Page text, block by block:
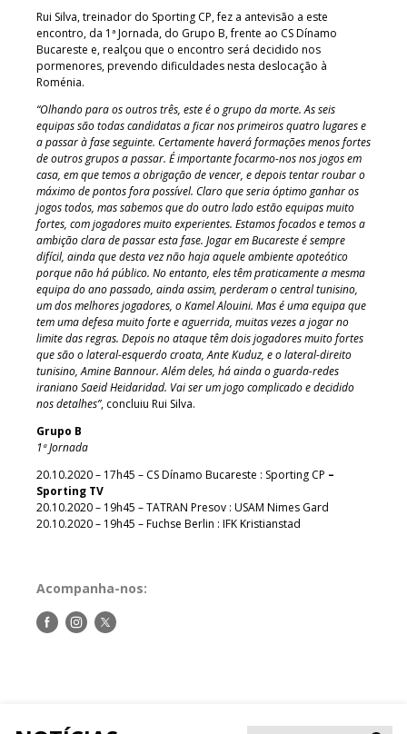
Rui Silva, treinador do Sporting CP, fez a antevisão a este
encontro, da 1ª Jornada, do Grupo B, frente ao CS Dínamo
Bucareste e, realçou que o encontro será decidido nos
pormenores, prevendo dificuldades nesta deslocação à
Roménia.
“Olhando para os outros três, este é o grupo da morte. As seis
equipas são todas candidatas a ficar nos primeiros quatro lugares e
a passar à fase seguinte. Certamente haverá formações menos fortes
de outros grupos a passar. É importante focarmo-nos nos jogos em
casa, em que temos a obrigação de vencer, e depois tentar roubar o
máximo de pontos fora possível. Claro que seria óptimo ganhar os
jogos todos, mas sabemos que do outro lado estão equipas muito
fortes, com jogadores muito experientes. Estamos focados e temos a
ambição clara de passar esta fase. Jogar em Bucareste é sempre
difícil, ainda que desta vez não haja aquele ambiente apoteótico
porque não há público. No entanto, eles têm praticamente a mesma
equipa do ano passado, ainda assim, perderam o central tunisino,
um dos melhores jogadores, o Kamel Alouini. Mas é uma equipa que
tem uma defesa muito forte e aguerrida, muitas vezes a jogar no
limite das regras. Depois no ataque têm dois jogadores muito fortes
que são o lateral-esquerdo croata, Ante Kuduz, e o lateral-direito
tunisino, Amine Bannour. Além deles, há ainda o guarda-redes
iraniano Saeid Heidaridad. Vai ser um jogo complicado e decidido
nos detalhes”, concluiu Rui Silva.
Grupo B
1ª Jornada
20.10.2020 – 17h45 – CS Dínamo Bucareste : Sporting CP –
Sporting TV
20.10.2020 – 19h45 – TATRAN Presov : USAM Nimes Gard
20.10.2020 – 19h45 – Fuchse Berlin : IFK Kristianstad
Acompanha-nos:
Siga-Siga-Siga-